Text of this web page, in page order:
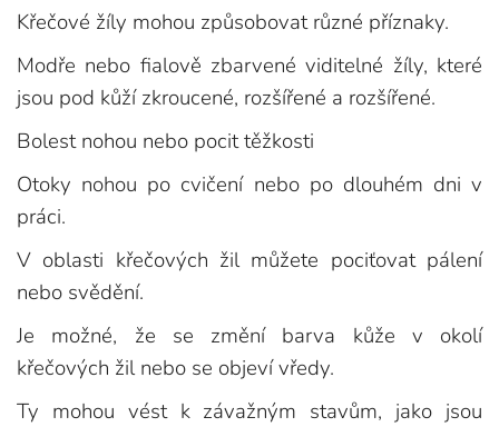
Křečové žíly mohou způsobovat různé příznaky.
Modře nebo fialově zbarvené viditelné žíly, které
jsou pod kůží zkroucené, rozšířené a rozšířené.
Bolest nohou nebo pocit těžkosti
Otoky nohou po cvičení nebo po dlouhém dni v
práci.
V oblasti křečových žil můžete pociťovat pálení
nebo svědění.
Je možné, že se změní barva kůže v okolí
křečových žil nebo se objeví vředy.
Ty mohou vést k závažným stavům, jako jsou